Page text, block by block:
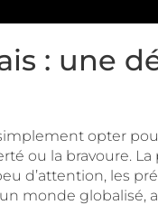
: une
simplement opter
ou la bravoure.
d’attention, les
monde